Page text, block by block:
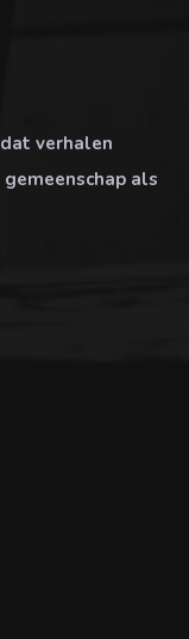
verhalen
als